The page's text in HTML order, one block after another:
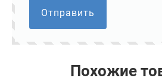
Отправить
Похожие